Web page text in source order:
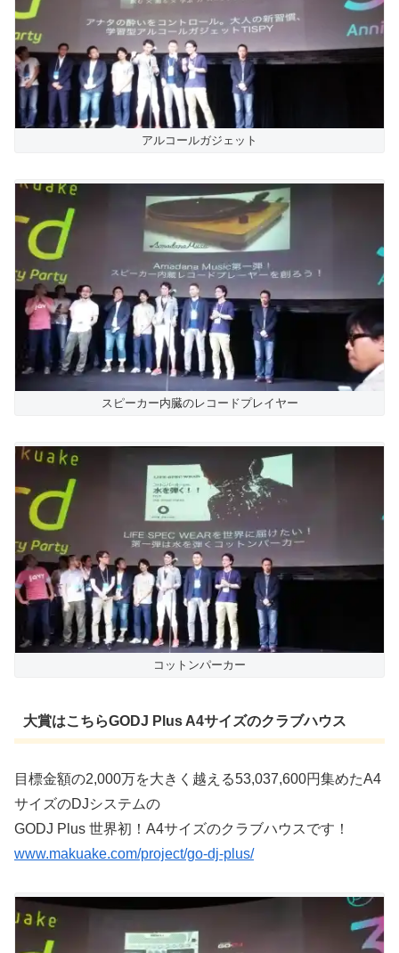
アルコールガジェット
スピーカー内臓のレコードプレイヤー
コットンパーカー
大賞はこちらGODJ Plus A4サイズのクラブハウス
目標金額の2,000万を大きく越える53,037,600円集めたA4
サイズのDJシステムの
GODJ Plus 世界初！A4サイズのクラブハウスです！
www.makuake.com/project/go-dj-plus/